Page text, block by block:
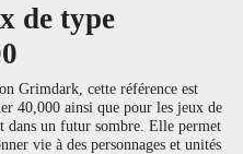
de type
Grimdark, cette référence est
40,000 ainsi que pour les jeux de
dans un futur sombre. Elle permet
vie à des personnages et unités